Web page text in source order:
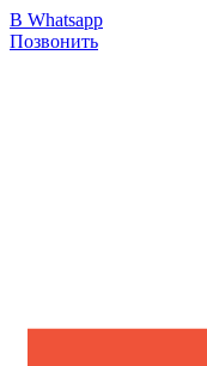
В Whatsapp
Позвонить